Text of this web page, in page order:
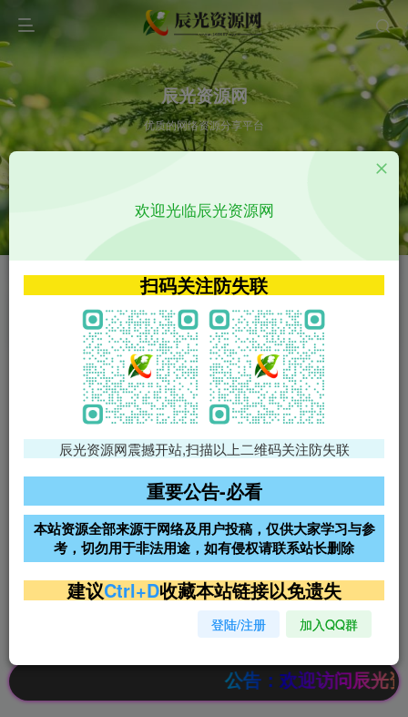
辰光资源网
优质的网络资源分享平台
VIP特权介绍 APP源码
VIP特权介绍
火
VIP特权介绍
影视源码
影视源码
免费领支付宝红包
腾讯轻量4核4G3M服务器38元/
阿里云2核2G200M服务器68元/
年
雨云高防免备案服务器
超低价文字广告位招租 超低价文字广告位招租
超低价文字广告位招租
公告：欢迎访问辰光资源网，
欢迎光临辰光资源网
扫码关注防失联
辰光资源网震撼开站,扫描以上二维码关注防失联
重要公告-必看
本站资源全部来源于网络及用户投稿，仅供大家学习与参
考，切勿用于非法用途，如有侵权请联系站长删除
建议Ctrl+D收藏本站链接以免遗失
登陆/注册 加入QQ群